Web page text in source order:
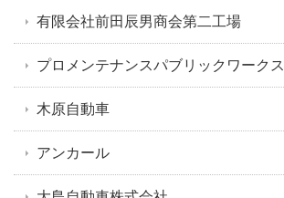
有限会社前田辰男商会第二工場
プロメンテナンスパブリックワークス
木原自動車
アンカール